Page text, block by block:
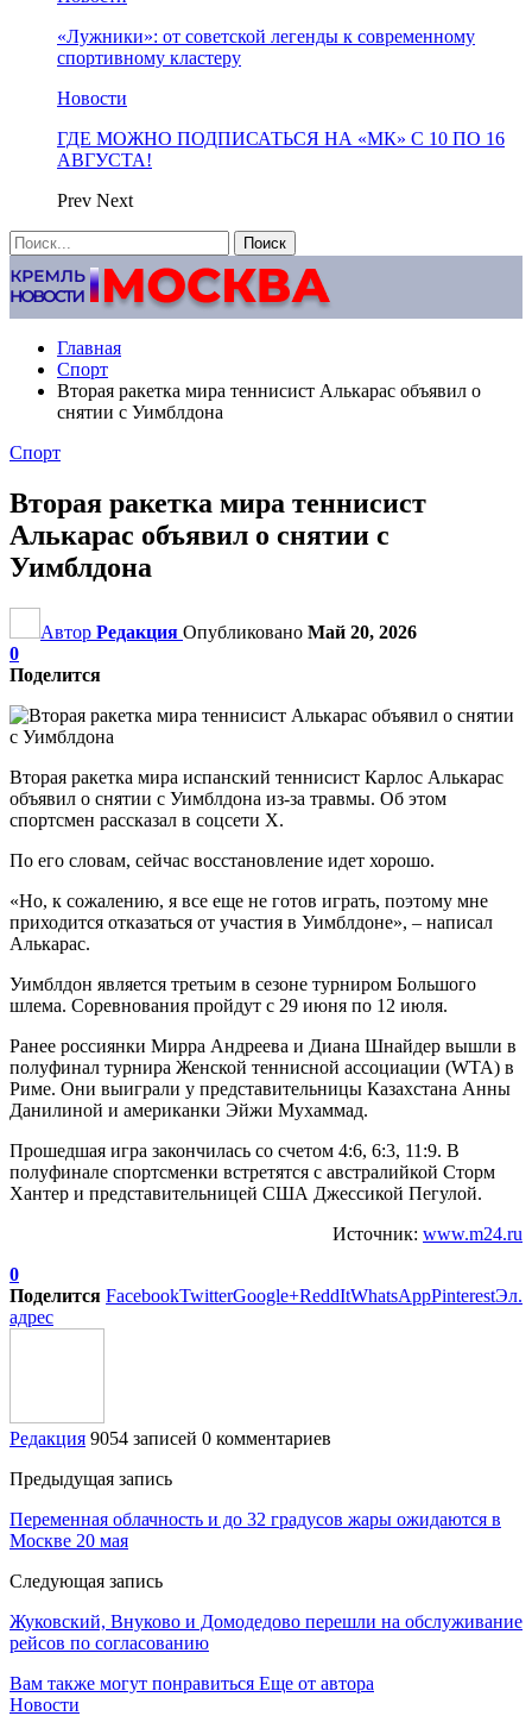
«Лужники»: от советской легенды к современному
спортивному кластеру
Новости
ГДЕ МОЖНО ПОДПИСАТЬСЯ НА «МК» С 10 ПО 16
АВГУСТА!
Prev Next
Главная
Спорт
Вторая ракетка мира теннисист Алькарас объявил о
снятии с Уимблдона
Спорт
Вторая ракетка мира теннисист
Алькарас объявил о снятии с
Уимблдона
Автор Редакция Опубликовано Май 20, 2026
0
Поделится
Вторая ракетка мира испанский теннисист Карлос Алькарас
объявил о снятии с Уимблдона из-за травмы. Об этом
спортсмен рассказал в соцсети Х.
По его словам, сейчас восстановление идет хорошо.
«Но, к сожалению, я все еще не готов играть, поэтому мне
приходится отказаться от участия в Уимблдоне», – написал
Алькарас.
Уимблдон является третьим в сезоне турниром Большого
шлема. Соревнования пройдут с 29 июня по 12 июля.
Ранее россиянки Мирра Андреева и Диана Шнайдер вышли в
полуфинал турнира Женской теннисной ассоциации (WTA) в
Риме. Они выиграли у представительницы Казахстана Анны
Данилиной и американки Эйжи Мухаммад.
Прошедшая игра закончилась со счетом 4:6, 6:3, 11:9. В
полуфинале спортсменки встретятся с австралийкой Сторм
Хантер и представительницей США Джессикой Пегулой.
Источник: www.m24.ru
0
Поделится FacebookTwitterGoogle+ReddItWhatsAppPinterestЭл.
адрес
Редакция 9054 записей 0 комментариев
Предыдущая запись
Переменная облачность и до 32 градусов жары ожидаются в
Москве 20 мая
Следующая запись
Жуковский, Внуково и Домодедово перешли на обслуживание
рейсов по согласованию
Вам также могут понравиться Еще от автора
Новости